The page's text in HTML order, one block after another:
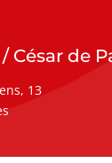
César de
13